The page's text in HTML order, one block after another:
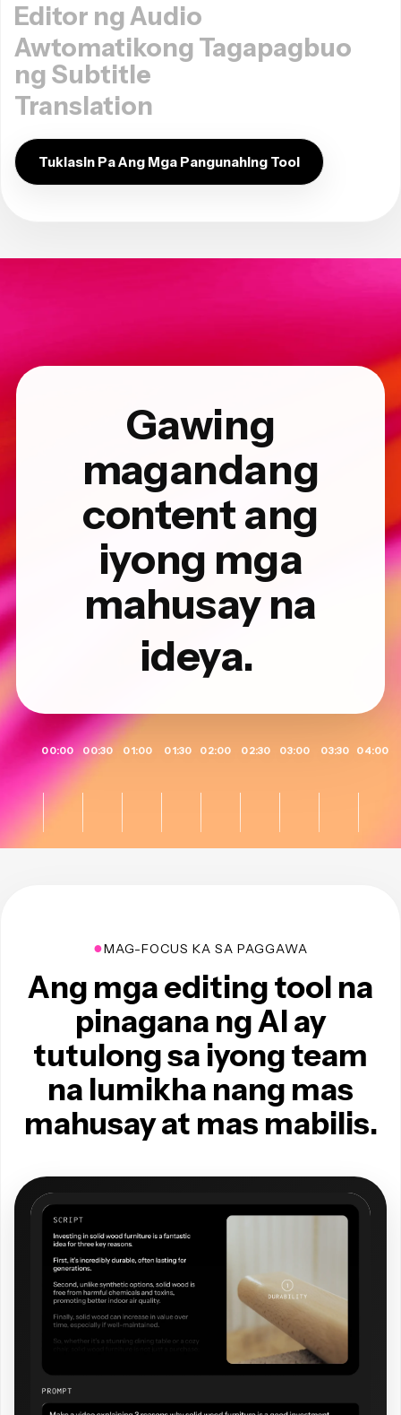
Editor ng Audio
Awtomatikong Tagapagbuo
ng Subtitle
Translation
Tuklasin Pa Ang Mga Pangunahing Tool
Gawing
magandang
content ang
iyong mga
mahusay na
ideya.
00:00 00:30 01:00 01:30 02:00 02:30 03:00 03:30 04:00
●MAG-FOCUS KA SA PAGGAWA
Ang mga editing tool na
pinagana ng AI ay
tutulong sa iyong team
na lumikha nang mas
mahusay at mas mabilis.